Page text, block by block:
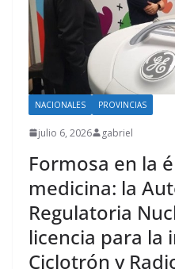
NACIONALES PROVINCIAS
julio 6, 2026 gabriel
Formosa en la
medicina: la
Regulatoria
licencia para la
Ciclotrón y